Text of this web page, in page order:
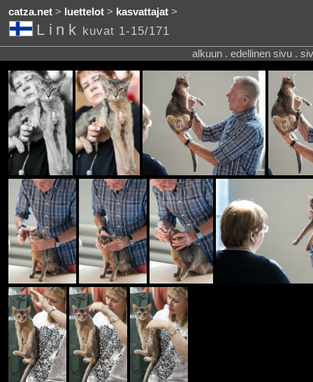
catza.net> luettelot> kasvattajat>
Link kuvat 1-15/171
alkuun . edellinen sivu .